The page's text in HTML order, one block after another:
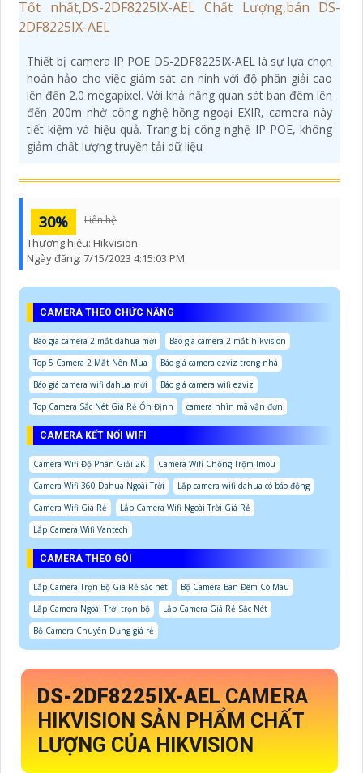
Thiết bị camera IP POE DS-2DF8225IX-AEL là sự lựa chọn
hoàn hảo cho việc giám sát an ninh với độ phân giải cao
lên đến 2.0 megapixel. Với khả năng quan sát ban đêm lên
đến 200m nhờ công nghệ hồng ngoại EXIR, camera này
tiết kiệm và hiệu quả. Trang bị công nghệ IP POE, không
giảm chất lượng truyền tải dữ liệu
30% Liên hệ
Thương hiệu: Hikvision
Ngày đăng: 7/15/2023 4:15:03 PM
CAMERA THEO CHỨC NĂNG
Báo giá camera 2 mắt dahua mới
Báo giá camera 2 mắt hikvision
Top 5 Camera 2 Mắt Nên Mua
Báo giá camera ezviz trong nhà
Báo giá camera wifi dahua mới
Báo giá camera wifi ezviz
Top Camera Sắc Nét Giá Rẻ Ổn Định
camera nhìn mã vận đơn
CAMERA KẾT NỐI WIFI
Camera Wifi Độ Phân Giải 2K
Camera Wifi Chống Trộm Imou
Camera Wifi 360 Dahua Ngoài Trời
Lắp camera wifi dahua có báo động
Camera Wifi Giá Rẻ
Lắp Camera Wifi Ngoài Trời Giá Rẻ
Lắp Camera Wifi Vantech
CAMERA THEO GÓI
Lắp Camera Trọn Bộ Giá Rẻ sắc nét
Bộ Camera Ban Đêm Có Màu
Lắp Camera Ngoài Trời trọn bộ
Lắp Camera Giá Rẻ Sắc Nét
Bộ Camera Chuyên Dụng giá rẻ
DS-2DF8225IX-AEL CAMERA
HIKVISION SẢN PHẨM CHẤT
LƯỢNG CỦA HIKVISION